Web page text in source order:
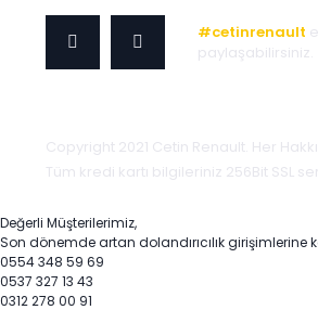
#cetinrenault
paylaşabilirsiniz.
Copyright 2021 Cetin Renault. Her Hakkı
Tüm kredi kartı bilgileriniz 256Bit SSL
Değerli Müşterilerimiz,
Son dönemde artan dolandırıcılık girişimlerine
0554 348 59 69
0537 327 13 43
0312 278 00 91